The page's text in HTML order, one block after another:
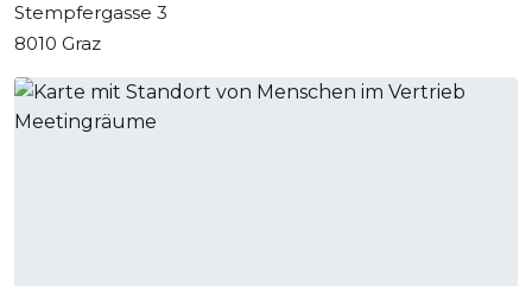
Stempfergasse 3
8010 Graz